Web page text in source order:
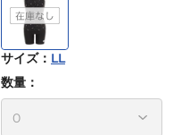
サイズ： LL
数量：